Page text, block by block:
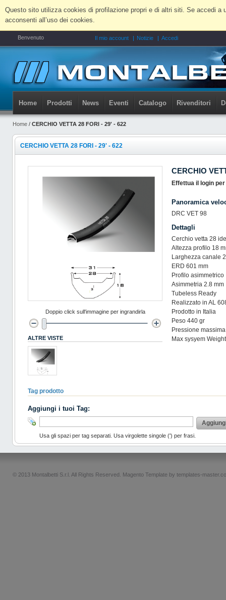
Questo sito utilizza cookies di profilazione propri e di altri siti. Se accedi a
acconsenti all’uso dei cookies.
Benvenuto Il mio account Notizie Accedi
Home Prodotti News Eventi Catalogo Rivenditori
Home / CERCHIO VETTA 28 FORI - 29' - 622
CERCHIO VETTA 28 FORI - 29' - 622
CERCHIO
Effettua il login
Panoramica
DRC VET 98
Dettagli
Cerchio vetta 28
Altezza profilo 18
Larghezza canale
ERD 601 mm
Profilo asimmetrico
Asimmetria 2.8 mm
Tubeless Ready
Realizzato in AL
Prodotto in Italia
Peso 440 gr
Pressione
Max sysyem
Doppio click sull'immagine per ingrandirla
ALTRE VISTE
Tag prodotto
Aggiungi i tuoi Tag:
Usa gli spazi per tag separati. Usa virgolette singole (') per frasi.
© 2013 Montalbetti S.r.l. All Rights Reserved. Magento Template by templates-